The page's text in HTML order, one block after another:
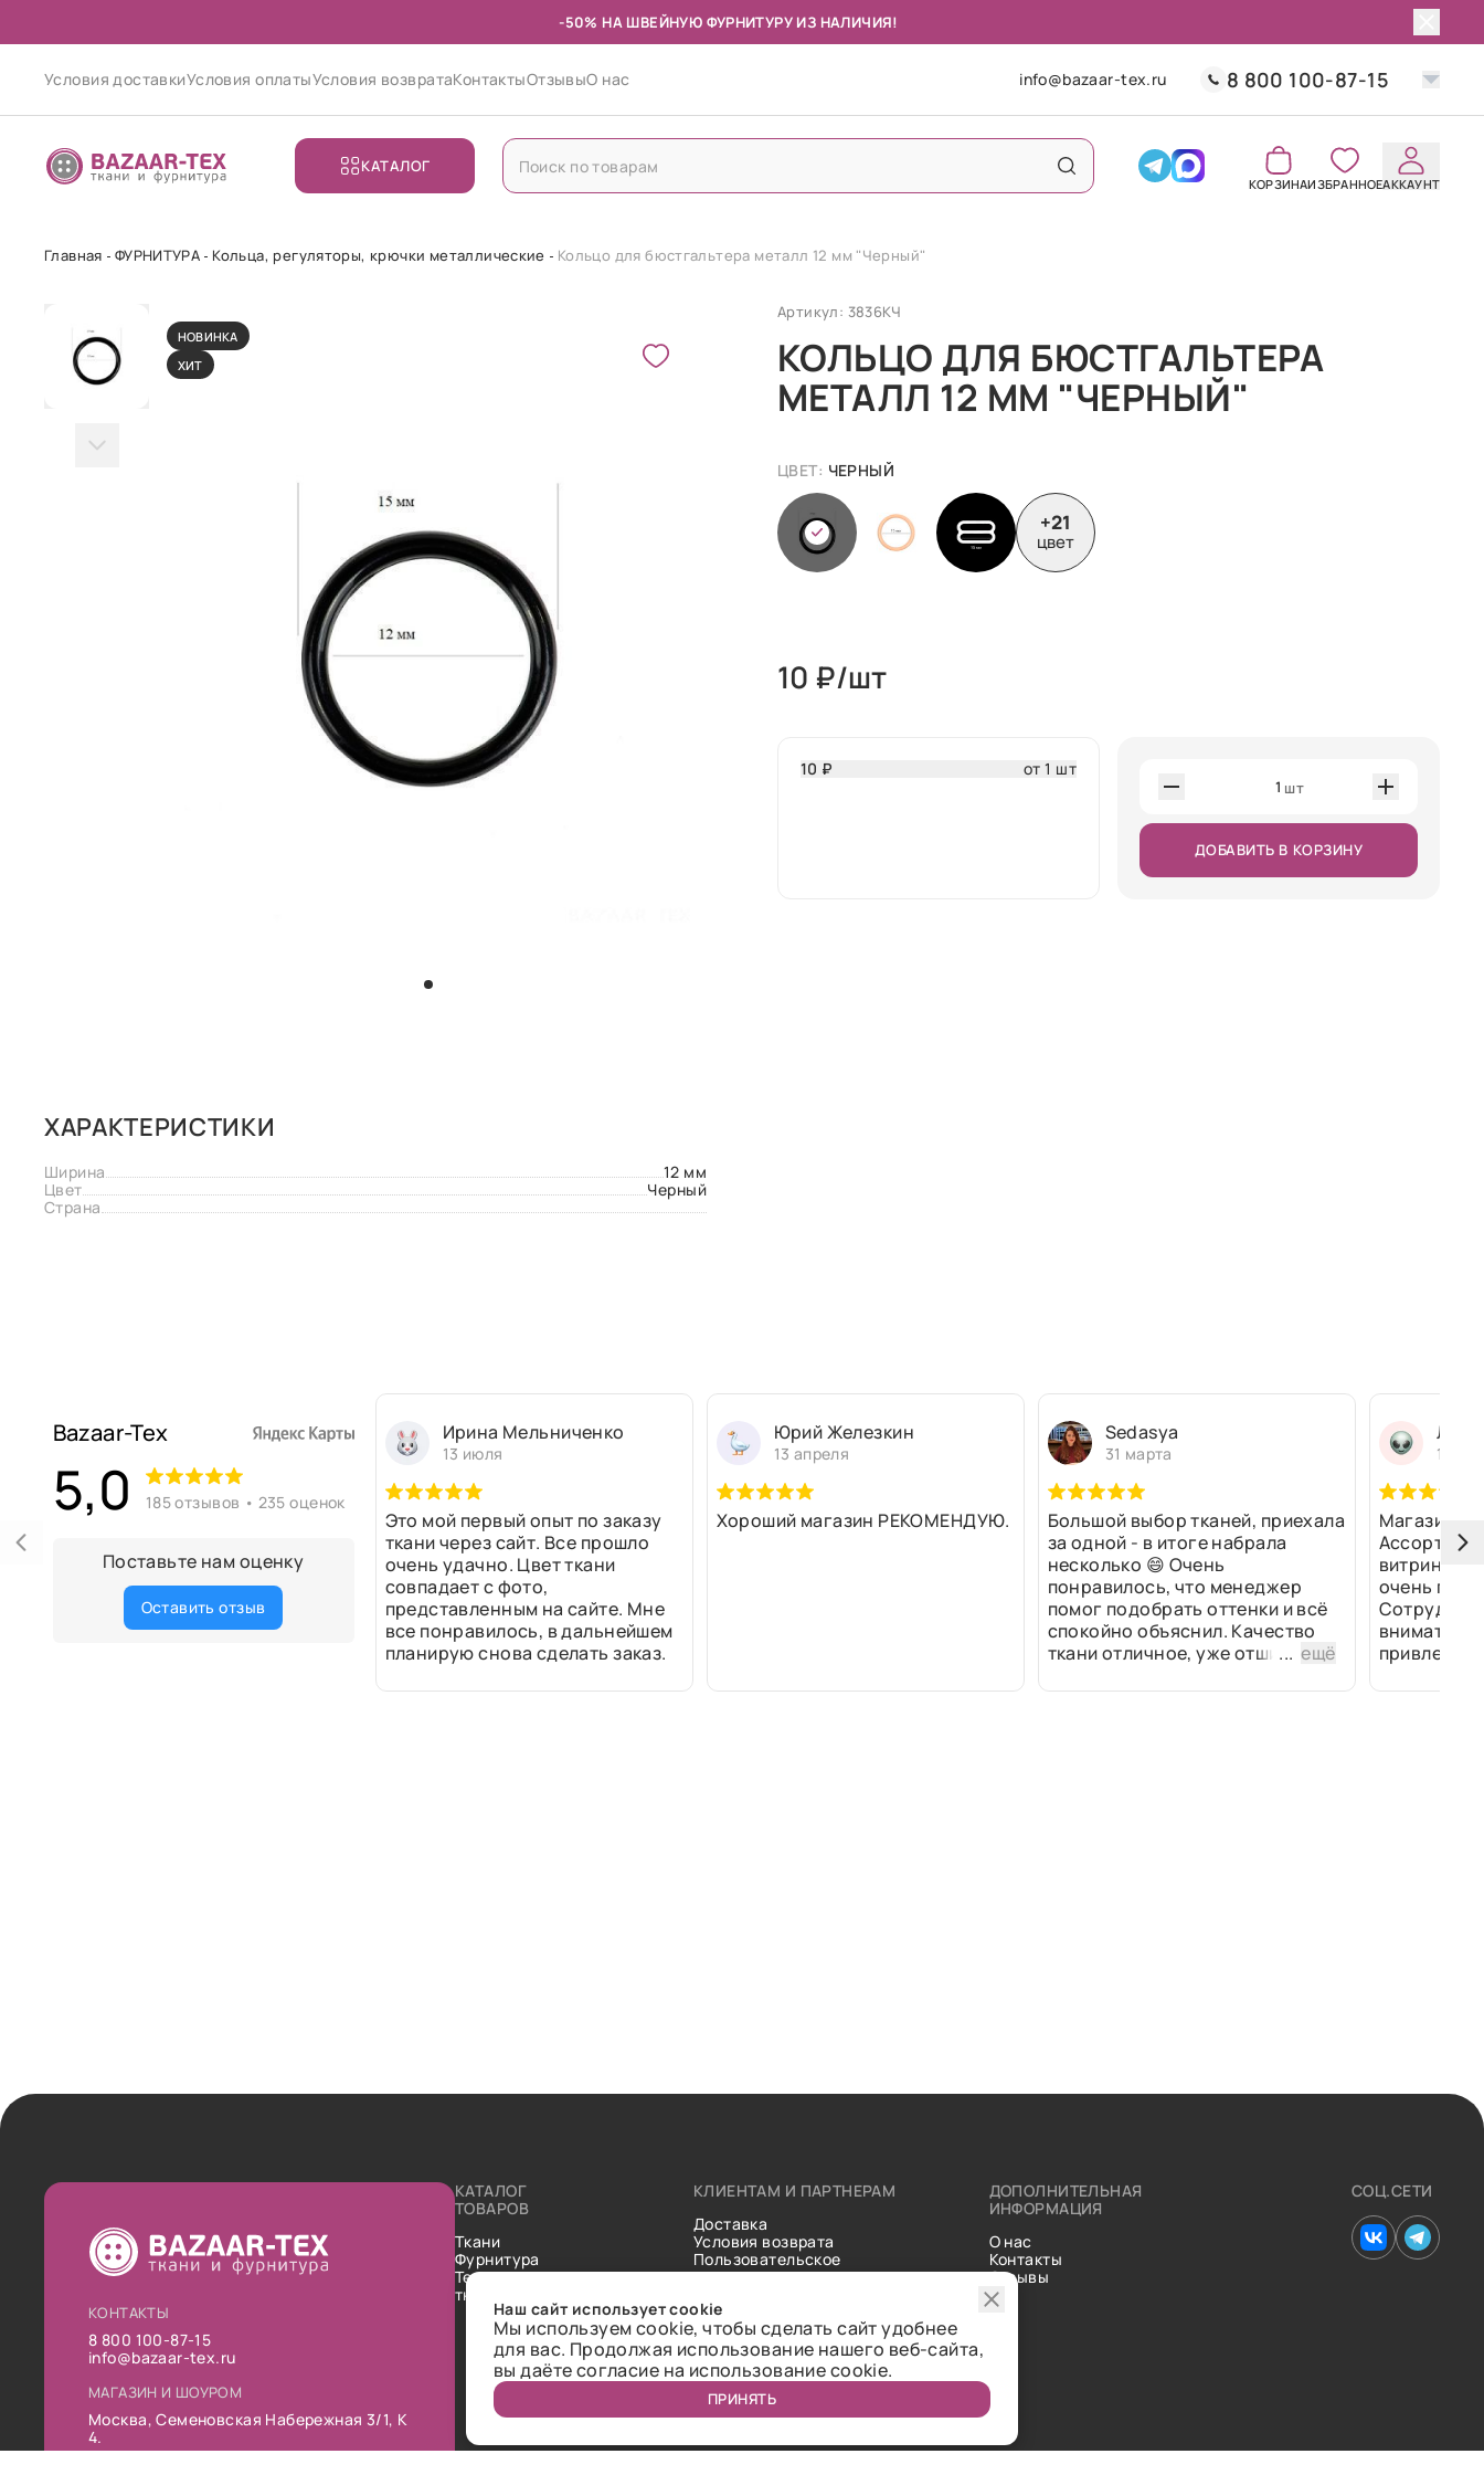
-50% НА ШВЕЙНУЮ ФУРНИТУРУ ИЗ НАЛИЧИЯ!
Условия доставкиУсловия оплатыУсловия возвратаКонтактыОтзывыО нас info@bazaar-tex.ru 8 800 100-87-15
КАТАЛОГ
КОРЗИНАИЗБРАННОЕАККАУНТ
Главная ФУРНИТУРА Кольца, регуляторы, крючки металлические Кольцо для бюстгальтера металл 12 мм "Черный"
НОВИНКА
ХИТ
Артикул: 3836КЧ
КОЛЬЦО ДЛЯ БЮСТГАЛЬТЕРА
МЕТАЛЛ 12 ММ "ЧЕРНЫЙ"
ЦВЕТ: ЧЕРНЫЙ
+21
цвет
10 ₽/шт
10 ₽ от 1 шт
1 шт
ДОБАВИТЬ В КОРЗИНУ
ХАРАКТЕРИСТИКИ
Ширина
12 мм
Цвет
Черный
Страна
Bazaar-Tex
5,0 185 отзывов • 235 оценок
Поставьте нам оценку
Оставить отзыв
Ирина Мельниченко
13 июля
Это мой первый опыт по заказу
ткани через сайт. Все прошло
очень удачно. Цвет ткани
совпадает с фото,
представленным на сайте. Мне
все понравилось, в дальнейшем
планирую снова сделать заказ.
Юрий Железкин
13 апреля
Хороший магазин РЕКОМЕНДУЮ.
Sedasya
31 марта
Большой выбор тканей, приехала
за одной - в итоге набрала
несколько 😄 Очень
понравилось, что менеджер
помог подобрать оттенки и всё
спокойно объяснил. Качество
ткани отличное, уже отшили...ещё
13
Магазин
витринах
очень
привлек
рулоны
КОНТАКТЫ
8 800 100-87-15
info@bazaar-tex.ru
МАГАЗИН И ШОУРОМ
Москва, Семеновская Набережная 3/1, К
4.
КАТАЛОГ
ТОВАРОВ
Ткани
Фурнитура
Технические
ткани
КЛИЕНТАМ И ПАРТНЕРАМ
Доставка
Условия возврата
Пользовательское
соглашение
Статьи
ДОПОЛНИТЕЛЬНАЯ
ИНФОРМАЦИЯ
О нас
Контакты
Отзывы
СОЦ.СЕТИ
Наш сайт использует cookie
Мы используем cookie, чтобы сделать сайт удобнее
для вас. Продолжая использование нашего веб-сайта,
вы даёте согласие на использование cookie.
ПРИНЯТЬ